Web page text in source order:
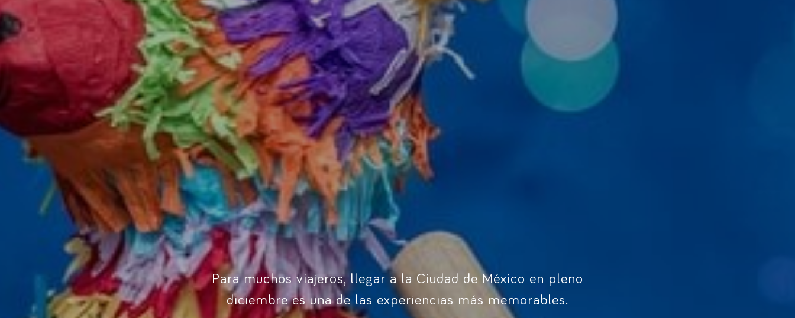
Para muchos viajeros, llegar a la Ciudad de México en pleno
diciembre es una de las experiencias más memorables.